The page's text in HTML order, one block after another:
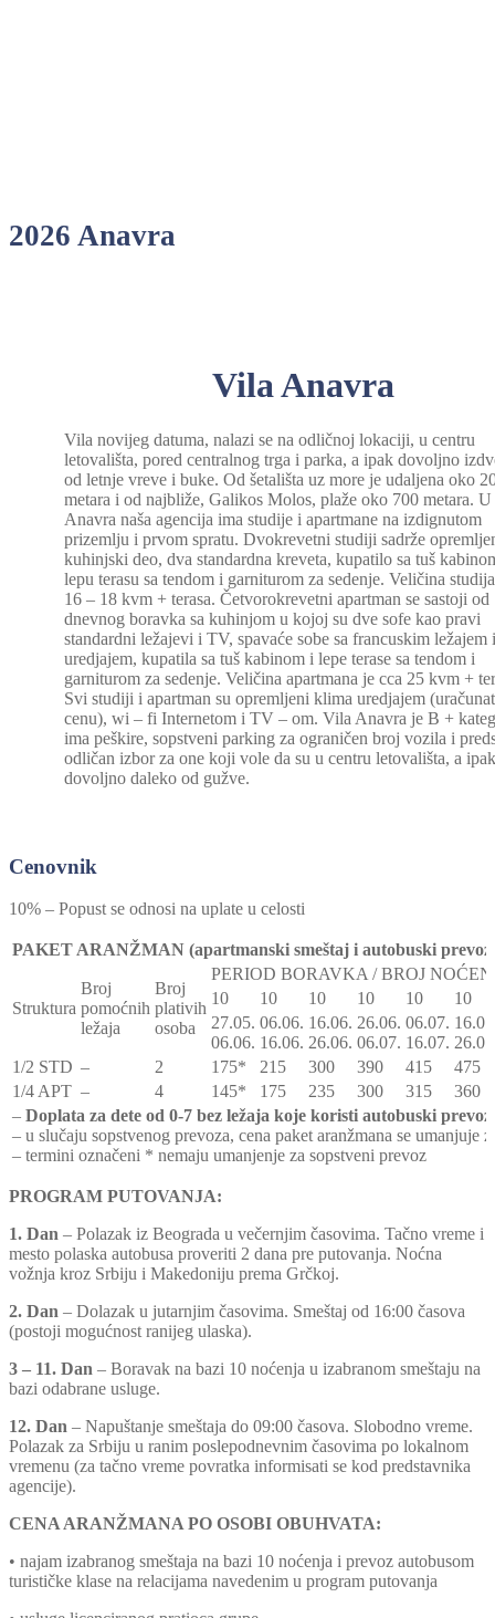
2026 Anavra
Vila Anavra
Vila novijeg datuma, nalazi se na odličnoj lokaciji, u centru
letovališta, pored centralnog trga i parka, a ipak dovoljno
od letnje vreve i buke. Od šetališta uz more je udaljena oko
metara i od najbliže, Galikos Molos, plaže oko 700 metara.
Anavra naša agencija ima studije i apartmane na izdignutom
prizemlju i prvom spratu. Dvokrevetni studiji sadrže
kuhinjski deo, dva standardna kreveta, kupatilo sa tuš
lepu terasu sa tendom i garniturom za sedenje. Veličina
16 – 18 kvm + terasa. Četvorokrevetni apartman se sastoji od
dnevnog boravka sa kuhinjom u kojoj su dve sofe kao pravi
standardni ležajevi i TV, spavaće sobe sa francuskim ležajem
uredjajem, kupatila sa tuš kabinom i lepe terase sa tendom i
garniturom za sedenje. Veličina apartmana je cca 25 kvm +
Svi studiji i apartman su opremljeni klima uredjajem
cenu), wi – fi Internetom i TV – om. Vila Anavra je B +
ima peškire, sopstveni parking za ograničen broj vozila i
odličan izbor za one koji vole da su u centru letovališta, a ipak
dovoljno daleko od gužve.
Cenovnik
10% – Popust se odnosi na uplate u celosti
PAKET ARANŽMAN (apartmanski smeštaj i autobuski
Struktura
Broj
pomoćnih
ležaja
Broj
plativih
osoba
PERIOD BORAVKA / BROJ
10
10 10 10 10
10
27.05.
06.06.
06.06.
16.06.
16.06.
26.06.
26.06.
06.07.
06.07.
16.07.
1/2 STD – 2 175* 215 300 390 415
475
1/4 APT – 4 145* 175 235 300 315
360
– Doplata za dete od 0-7 bez ležaja koje koristi autobuski prevoz
– u slučaju sopstvenog prevoza, cena paket aranžmana se umanjuje
– termini označeni * nemaju umanjenje za sopstveni prevoz
PROGRAM PUTOVANJA:
1. Dan – Polazak iz Beograda u večernjim časovima. Tačno vreme i
mesto polaska autobusa proveriti 2 dana pre putovanja. Noćna
vožnja kroz Srbiju i Makedoniju prema Grčkoj.
2. Dan – Dolazak u jutarnjim časovima. Smeštaj od 16:00 časova
(postoji mogućnost ranijeg ulaska).
3 – 11. Dan – Boravak na bazi 10 noćenja u izabranom smeštaju na
bazi odabrane usluge.
12. Dan – Napuštanje smeštaja do 09:00 časova. Slobodno vreme.
Polazak za Srbiju u ranim poslepodnevnim časovima po lokalnom
vremenu (za tačno vreme povratka informisati se kod predstavnika
agencije).
CENA ARANŽMANA PO OSOBI OBUHVATA:
• najam izabranog smeštaja na bazi 10 noćenja i prevoz autobusom
turističke klase na relacijama navedenim u program putovanja